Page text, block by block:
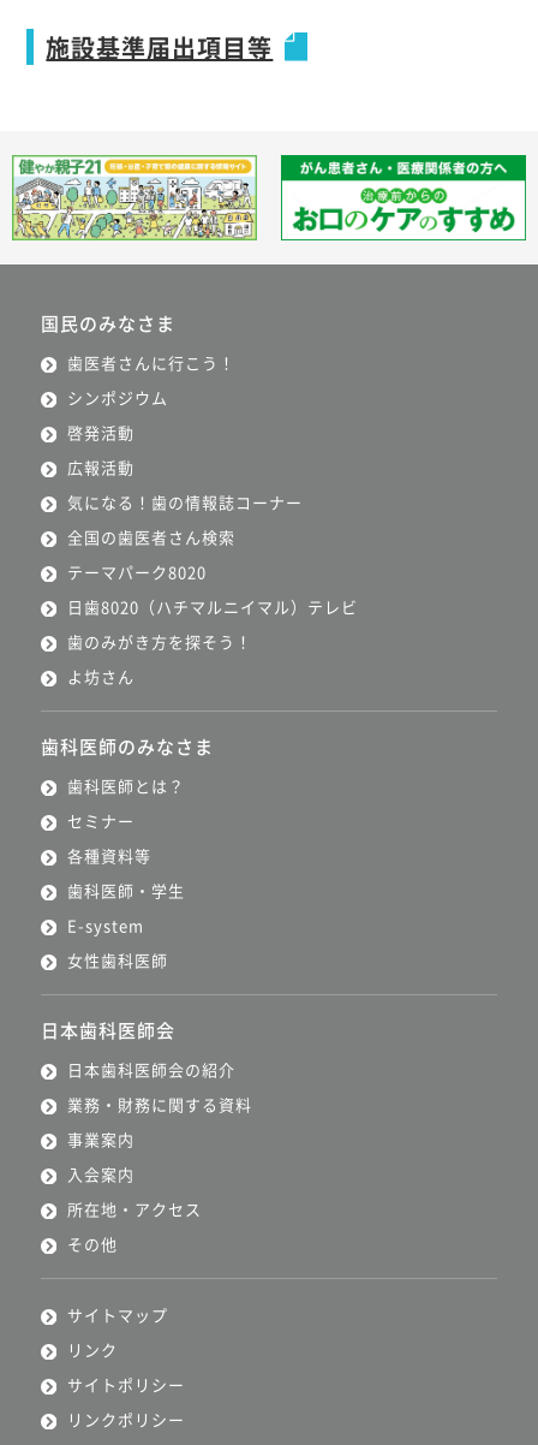
施設基準届出項目等
国民のみなさま
歯医者さんに行こう！
シンポジウム
啓発活動
広報活動
気になる！歯の情報誌コーナー
全国の歯医者さん検索
テーマパーク8020
日歯8020（ハチマルニイマル）テレビ
歯のみがき方を探そう！
よ坊さん
歯科医師のみなさま
歯科医師とは？
セミナー
各種資料等
歯科医師・学生
E-system
女性歯科医師
日本歯科医師会
日本歯科医師会の紹介
業務・財務に関する資料
事業案内
入会案内
所在地・アクセス
その他
サイトマップ
リンク
サイトポリシー
リンクポリシー